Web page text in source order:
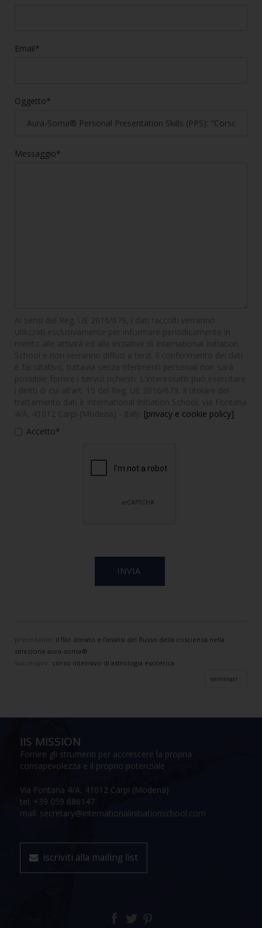
Email*
Oggetto*
Messaggio*
[privacy e cookie policy]
Accetto*
precedente: il filo dorato e l’analisi del flusso della coscienza nella
selezione aura-soma®
corso intensivo di astrologia esoterica
seminari
IIS MISSION
Fornire gli strumenti per accrescere la propria
consapevolezza e il proprio potenziale
Via Fontana 4/A, 41012 Carpi (Modena)
tel: +39 059 686147
mail: secretary@internationalinitiationschool.com
iscriviti alla mailing list